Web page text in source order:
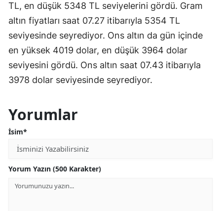
TL, en düşük 5348 TL seviyelerini gördü. Gram
altın fiyatları saat 07.27 itibarıyla 5354 TL
seviyesinde seyrediyor. Ons altın da gün içinde
en yüksek 4019 dolar, en düşük 3964 dolar
seviyesini gördü. Ons altın saat 07.43 itibarıyla
3978 dolar seviyesinde seyrediyor.
Yorumlar
İsim*
Yorum Yazın (500 Karakter)